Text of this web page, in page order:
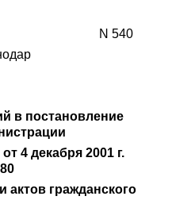
N 540
в постановление
4 декабря 2001 г.
актов гражданского